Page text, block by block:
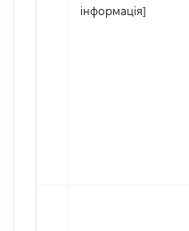
інформація]